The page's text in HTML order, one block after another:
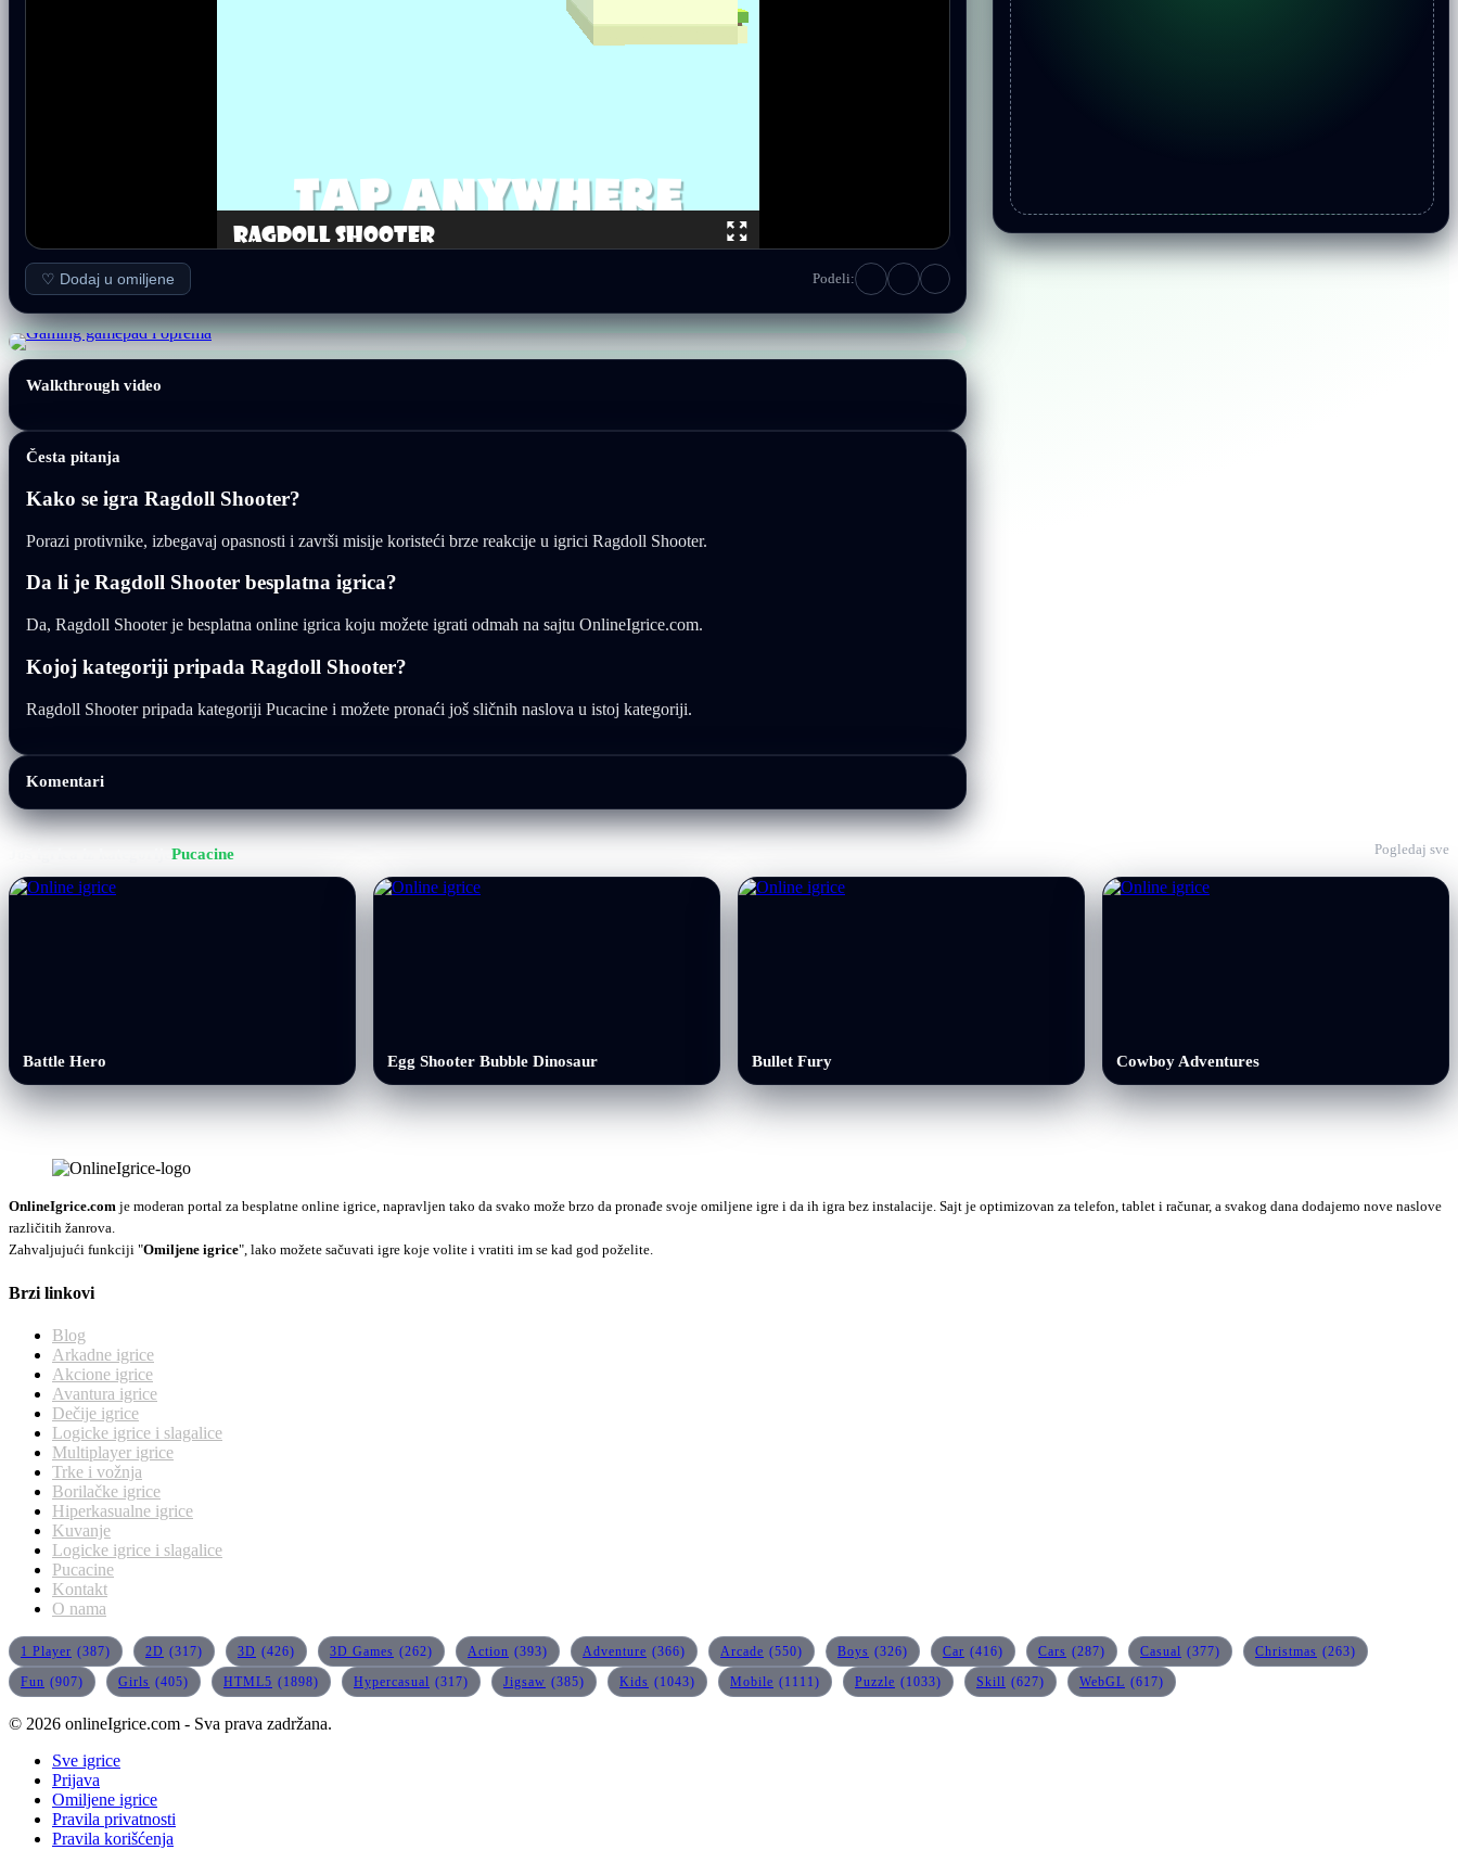
♡ Dodaj u omiljene Podeli:
Walkthrough video
Česta pitanja
Kako se igra Ragdoll Shooter?
Porazi protivnike, izbegavaj opasnosti i završi misije koristeći brze reakcije u igrici Ragdoll Shooter.
Da li je Ragdoll Shooter besplatna igrica?
Da, Ragdoll Shooter je besplatna online igrica koju možete igrati odmah na sajtu OnlineIgrice.com.
Kojoj kategoriji pripada Ragdoll Shooter?
Ragdoll Shooter pripada kategoriji Pucacine i možete pronaći još sličnih naslova u istoj kategoriji.
Komentari
Pucacine Pogledaj sve
Battle Hero Egg Shooter Bubble Dinosaur Bullet Fury Cowboy Adventures
OnlineIgrice.com je moderan portal za besplatne online igrice, napravljen tako da svako može brzo da pronađe svoje omiljene igre i da ih igra bez instalacije. Sajt je optimizovan za telefon, tablet i računar, a svakog dana dodajemo nove naslove
različitih žanrova.
Zahvaljujući funkciji "Omiljene igrice", lako možete sačuvati igre koje volite i vratiti im se kad god poželite.
Brzi linkovi
Blog
Arkadne igrice
Akcione igrice
Avantura igrice
Dečije igrice
Logicke igrice i slagalice
Multiplayer igrice
Trke i vožnja
Borilačke igrice
Hiperkasualne igrice
Kuvanje
Logicke igrice i slagalice
Pucacine
Kontakt
O nama
1 Player (387) 2D (317) 3D (426) 3D Games (262) Action (393) Adventure (366) Arcade (550) Boys (326) Car (416) Cars (287) Casual (377) Christmas (263)
Fun (907) Girls (405) HTML5 (1898) Hypercasual (317) Jigsaw (385) Kids (1043) Mobile (1111) Puzzle (1033) Skill (627) WebGL (617)
© 2026 onlineIgrice.com - Sva prava zadržana.
Sve igrice
Prijava
Omiljene igrice
Pravila privatnosti
Pravila korišćenja